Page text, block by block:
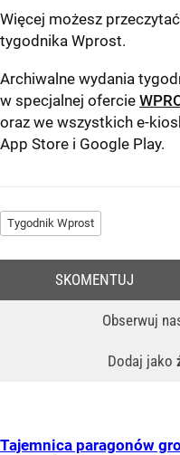
Więcej możesz
tygodnika Wprost.
Archiwalne wydania
w specjalnej ofercie
oraz we wszystkich e-
App Store i Google Play.
Tygodnik Wprost
Obserwuj
Dodaj jako
SKOMENTUJ
Tajemnica paragonów